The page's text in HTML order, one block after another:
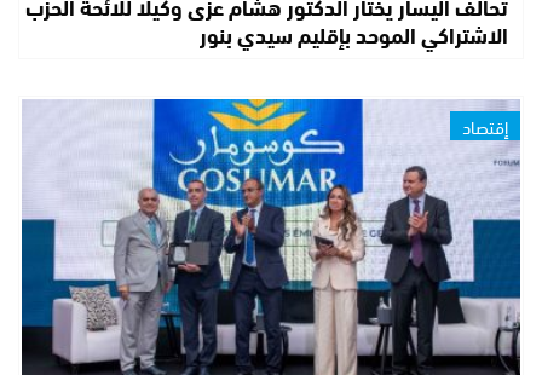
الاشتراكي الموحد بإقليم سيدي بنور
إقتصاد